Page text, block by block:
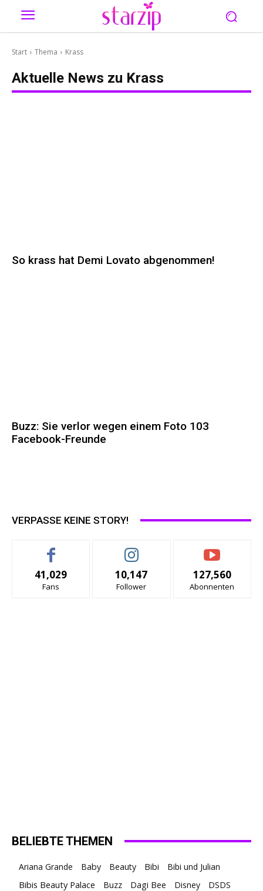
Start Thema Krass
Aktuelle News zu Krass
So krass hat Demi Lovato abgenommen!
Buzz: Sie verlor wegen einem Foto 103
Facebook-Freunde
VERPASSE KEINE STORY!
41,029
Fans
10,147
Follower
127,560
Abonnenten
BELIEBTE THEMEN
Ariana Grande Baby Beauty Bibi Bibi und Julian
Bibis Beauty Palace Buzz Dagi Bee Disney
DSDS